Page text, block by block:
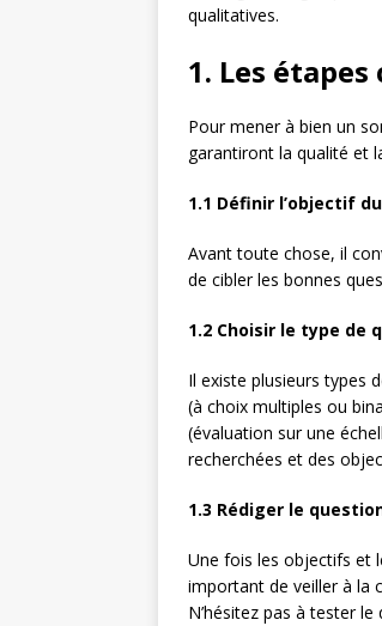
qualitatives.
1. Les
Pour mener à bien un
garantiront la qualité et
1.1 Définir l’objectif
Avant toute chose, il
de cibler les bonnes
1.2 Choisir le type de
Il existe plusieurs types
(à choix multiples ou
(évaluation sur une
recherchées et des
1.3 Rédiger le
Une fois les objectifs et
important de veiller à la
N’hésitez pas à tester